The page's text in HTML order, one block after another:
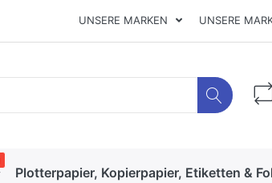
UNSERE MARKEN UNSERE
Plotterpapier, Kopierpapier, Etiketten &